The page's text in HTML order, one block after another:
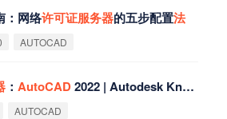
：网络许可证服务器的五步配置法
AUTOCAD
： AutoCAD2022 | Autodesk Knowledge Network
AUTOCAD